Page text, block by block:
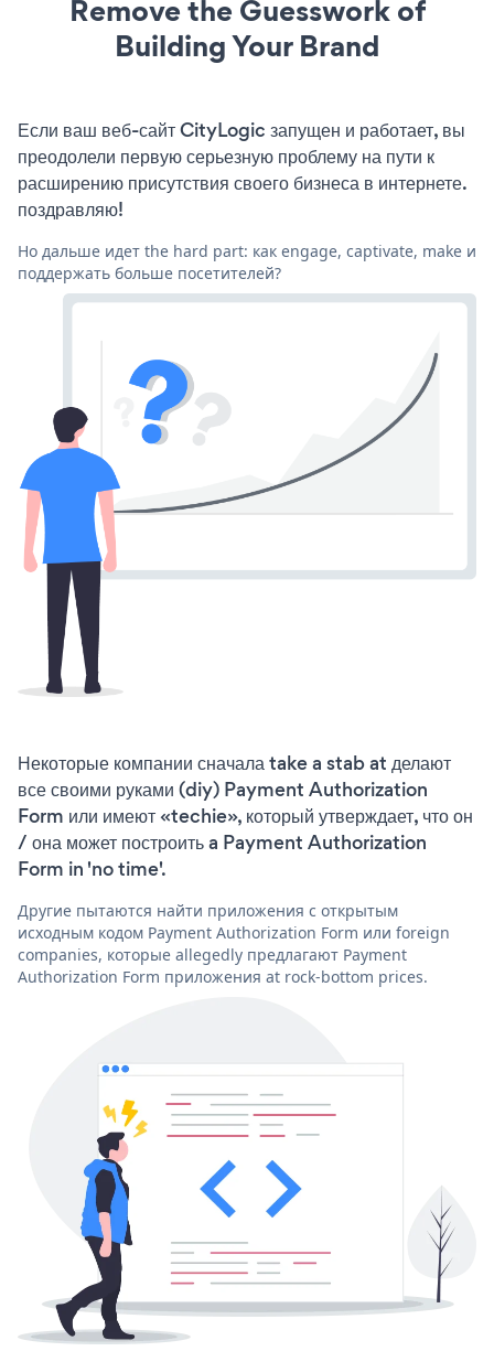
Remove the Guesswork of
Building Your Brand
Если ваш веб-сайт CityLogic запущен и работает, вы
преодолели первую серьезную проблему на пути к
расширению присутствия своего бизнеса в интернете.
поздравляю!
Но дальше идет the hard part: как engage, captivate, make и
поддержать больше посетителей?
Некоторые компании сначала take a stab at делают
все своими руками (diy) Payment Authorization
Form или имеют «techie», который утверждает, что он
/ она может построить a Payment Authorization
Form in 'no time'.
Другие пытаются найти приложения с открытым
исходным кодом Payment Authorization Form или foreign
companies, которые allegedly предлагают Payment
Authorization Form приложения at rock-bottom prices.